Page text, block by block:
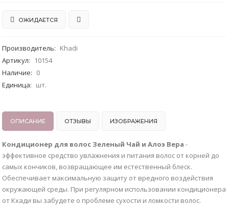
ОЖИДАЕТСЯ
Производитель: Khadi
Артикул:
10154
Наличие: 0
Единица: шт.
ОПИСАНИЕ ОТЗЫВЫ ИЗОБРАЖЕНИЯ
Кондиционер для волос Зеленый Чай и Алоэ Вера -
эффективное средство увлажнения и питания волос от корней до
самых кончиков, возвращающее им естественный блеск.
Обеспечивает максимальную защиту от вредного воздействия
окружающей среды. При регулярном использовании кондиционера
от Кхади вы забудете о проблеме сухости и ломкости волос.